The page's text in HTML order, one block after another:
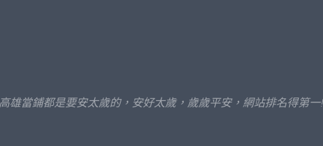
雄當鋪都是要安太歲的，安好太歲，歲歲平安，網站排名得第一!